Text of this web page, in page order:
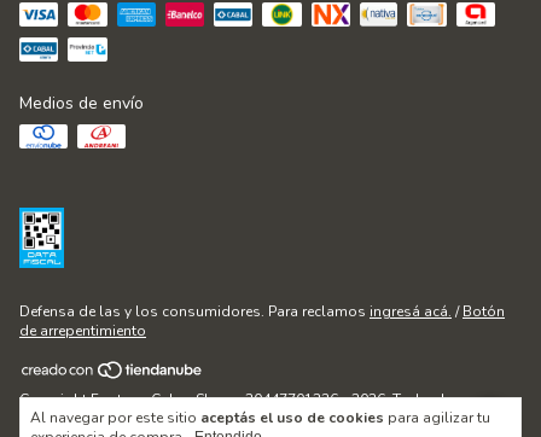
Al navegar por este sitio aceptás el uso de cookies para agilizar tu
Medios de envío
Defensa de las y los consumidores. Para reclamos ingresá acá. / Botón
de arrepentimiento
Copyright Fontana Cakes Shop - 20447701236 - 2026. Todos los
derechos reservados.